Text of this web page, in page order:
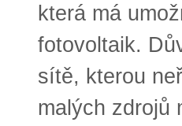
která má
fotovoltaik.
sítě, kterou
malých zdrojů